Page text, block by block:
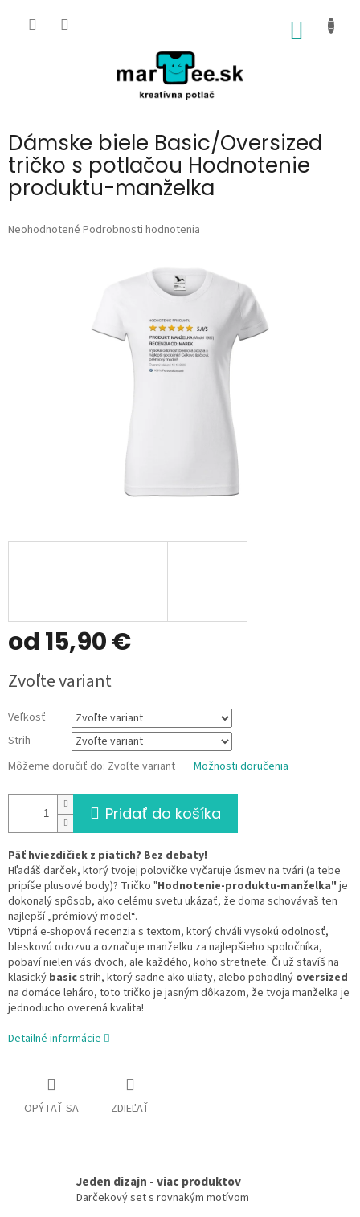
Dámske biele Basic/Oversized
tričko s potlačou Hodnotenie
produktu-manželka
Priemerné
Neohodnotené Podrobnosti hodnotenia
od 15,90 €
cena:
Zvoľte variant
Veľkosť
Strih
Môžeme doručiť do: Zvoľte variant Možnosti doručenia
Pridať do košíka
Päť hviezdičiek z piatich? Bez debaty!
Hľadáš darček, ktorý tvojej polovičke vyčaruje úsmev na tvári (a tebe
pripíše plusové body)? Tričko "Hodnotenie-produktu-manželka" je
dokonalý spôsob, ako celému svetu ukázať, že doma schovávaš ten
najlepší „prémiový model“.
Vtipná e-shopová recenzia s textom, ktorý chváli vysokú odolnosť,
bleskovú odozvu a označuje manželku za najlepšieho spoločníka,
pobaví nielen vás dvoch, ale každého, koho stretnete. Či už stavíš na
klasický basicstrih, ktorý sadne ako uliaty, alebo pohodlný oversized
na domáce leháro, toto tričko je jasným dôkazom, že tvoja manželka je
jednoducho overená kvalita!
Detailné informácie
OPÝTAŤ SA ZDIEĽAŤ
Jeden dizajn - viac produktov
Darčekový set s rovnakým motívom